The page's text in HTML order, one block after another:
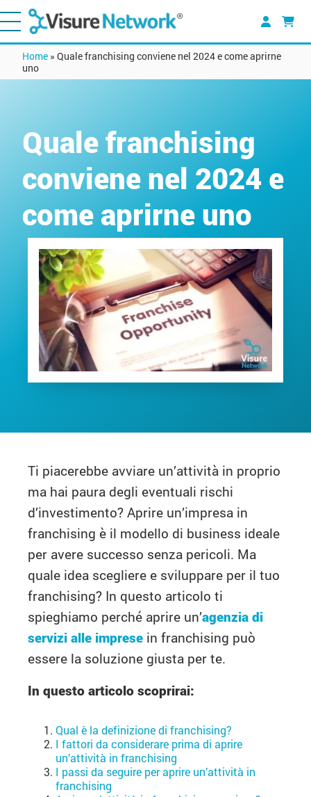
Home » Quale franchising conviene nel 2024 e come aprirne
uno
Quale franchising
conviene nel 2024 e
come aprirne uno
Ti piacerebbe avviare un’attività in proprio
ma hai paura degli eventuali rischi
d’investimento? Aprire un’impresa in
franchising è il modello di business ideale
per avere successo senza pericoli. Ma
quale idea scegliere e sviluppare per il tuo
franchising? In questo articolo ti
spieghiamo perché aprire un’agenzia di
servizi alle imprese in franchising può
essere la soluzione giusta per te.
In questo articolo scoprirai:
Qual è la definizione di franchising?
I fattori da considerare prima di aprire
un’attività in franchising
I passi da seguire per aprire un’attività in
franchising